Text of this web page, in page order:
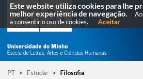
PT > Estudar > Filosofia
Este website utiliza cookies para lhe
melhor experiência de navegação.
a consentir o uso de cookies.
Aceitar